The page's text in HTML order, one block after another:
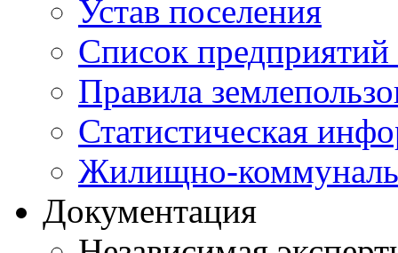
Устав поселения
Список предприятий
Правила
Статистическая
Жилищно-
Документация